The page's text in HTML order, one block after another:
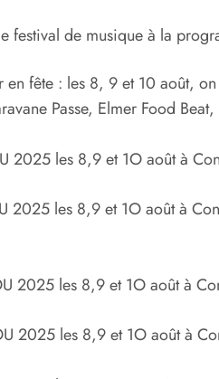
festival de musique à la
fête : les 8, 9 et 10 août,
Passe, Elmer Food